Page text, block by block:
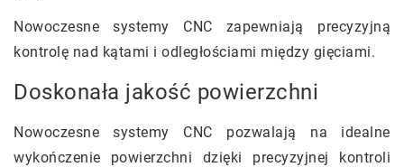
Nowoczesne systemy CNC zapewniają precyzyjną
kontrolę nad kątami i odległościami między gięciami.
Doskonała jakość powierzchni
Nowoczesne systemy CNC pozwalają na idealne
wykończenie powierzchni dzięki precyzyjnej kontroli